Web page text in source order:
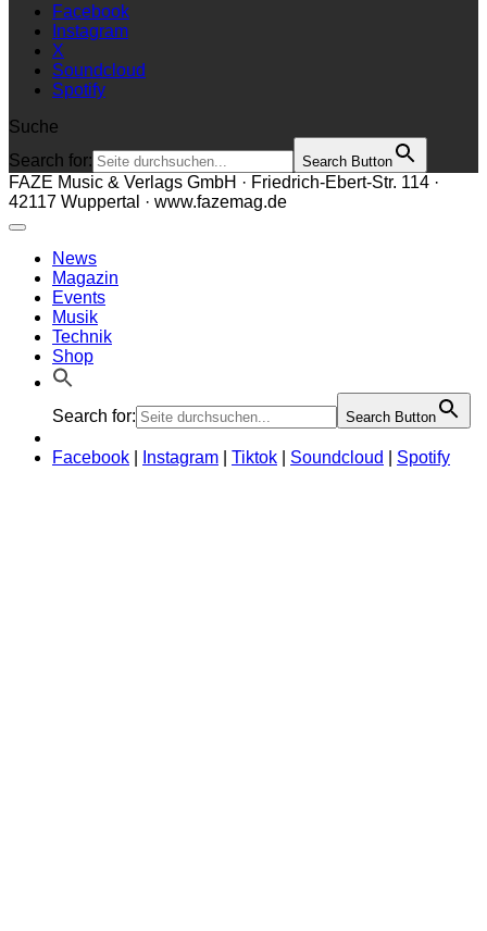
Facebook
Instagram
X
Soundcloud
Spotify
Suche
Search for:
Search Button
FAZE Music & Verlags GmbH · Friedrich-Ebert-Str. 114 ·
42117 Wuppertal · www.fazemag.de
News
Magazin
Events
Musik
Technik
Shop
Search for: Search Button
Facebook Instagram Tiktok Soundcloud Spotify